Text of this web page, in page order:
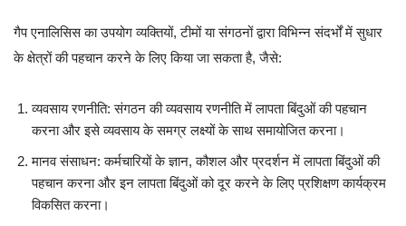
गैप एनालिसिस का उपयोग व्यक्तियों, टीमों या संगठनों द्वारा विभिन्न संदर्भों में सुधार
के क्षेत्रों की पहचान करने के लिए किया जा सकता है, जैसे:
व्यवसाय रणनीति: संगठन की व्यवसाय रणनीति में लापता बिंदुओं की पहचान
करना और इसे व्यवसाय के समग्र लक्ष्यों के साथ समायोजित करना।
मानव संसाधन: कर्मचारियों के ज्ञान, कौशल और प्रदर्शन में लापता बिंदुओं की
पहचान करना और इन लापता बिंदुओं को दूर करने के लिए प्रशिक्षण कार्यक्रम
विकसित करना।